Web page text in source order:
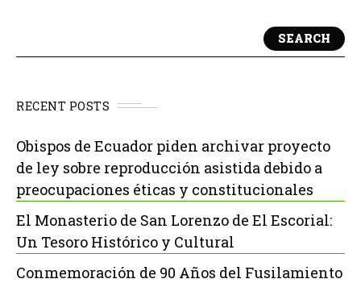
SEARCH
RECENT POSTS
Obispos de Ecuador piden archivar proyecto
de ley sobre reproducción asistida debido a
preocupaciones éticas y constitucionales
El Monasterio de San Lorenzo de El Escorial:
Un Tesoro Histórico y Cultural
Conmemoración de 90 Años del Fusilamiento